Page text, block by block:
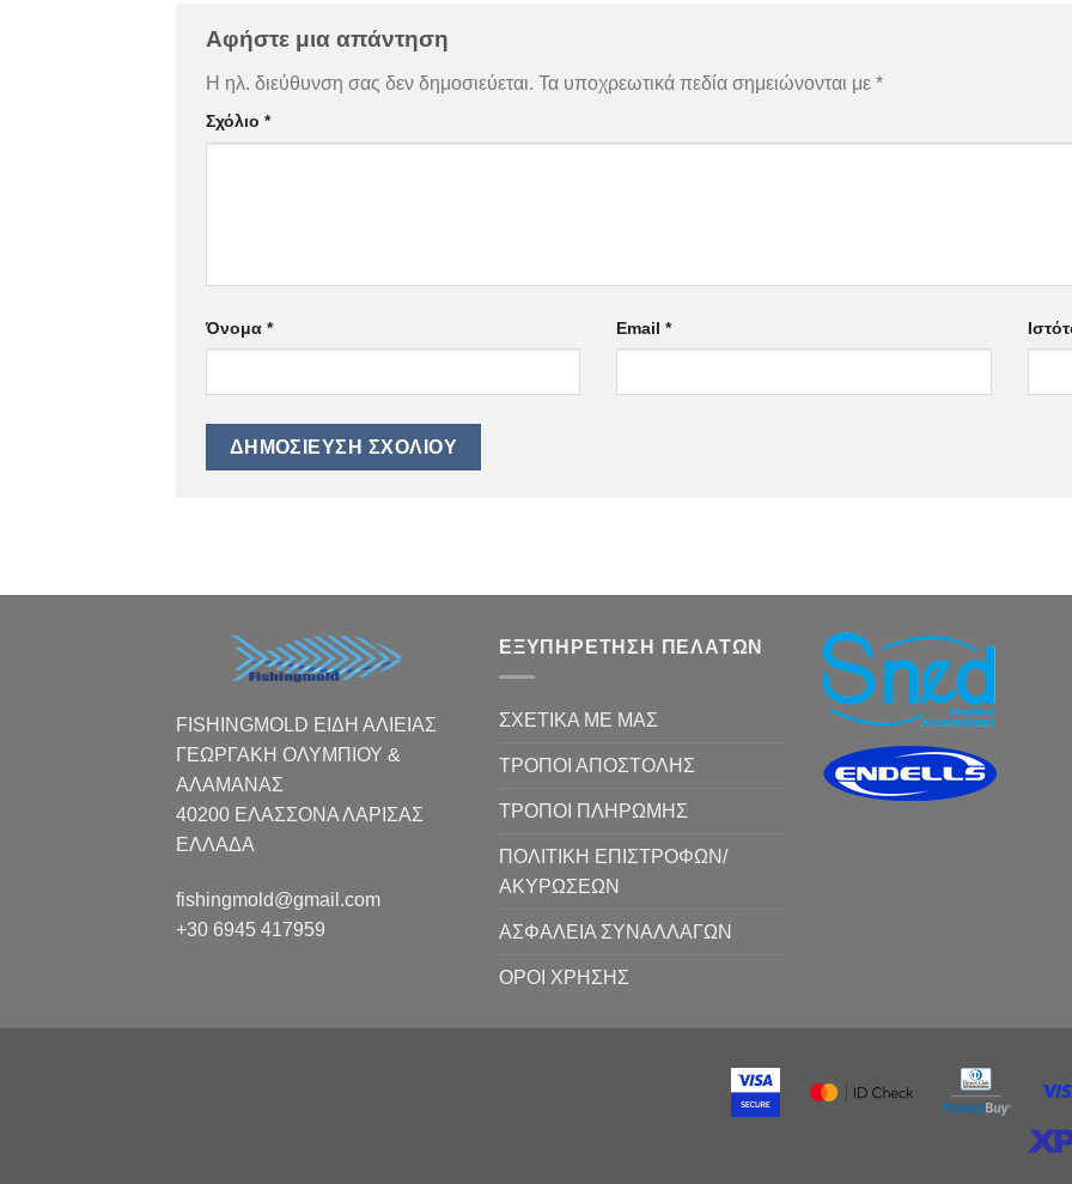
Αφήστε μια απάντηση
Η ηλ. διεύθυνση σας δεν δημοσιεύεται. Τα υποχρεωτικά πεδία σημειώνονται με *
Σχόλιο *
Όνομα * Email*
FISHINGMOLD ΕΙΔΗ ΑΛΙΕΙΑΣ
ΓΕΩΡΓΑΚΗ ΟΛΥΜΠΙΟΥ &
ΑΛΑΜΑΝΑΣ
40200 ΕΛΑΣΣΟΝΑ ΛΑΡΙΣΑΣ
EΛΛΑΔΑ
fishingmold@gmail.com
+30 6945 417959
ΕΞΥΠΗΡΕΤΗΣΗ ΠΕΛΑΤΩΝ
ΣΧΕΤΙΚΑ ΜΕ ΜΑΣ
ΤΡΟΠΟΙ ΑΠΟΣΤΟΛΗΣ
ΤΡΟΠΟΙ ΠΛΗΡΩΜΗΣ
ΠΟΛΙΤΙΚΗ ΕΠΙΣΤΡΟΦΩΝ/
ΑΚΥΡΩΣΕΩΝ
ΑΣΦΑΛΕΙΑ ΣΥΝΑΛΛΑΓΩΝ
ΟΡΟΙ ΧΡΗΣΗΣ